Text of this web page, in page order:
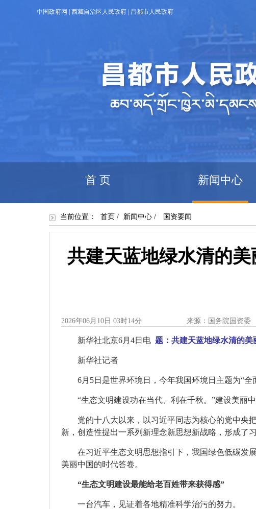
中国政府网 西藏自治区人民政府 昌都市人民政府
首 页 新闻中心
当前位置： 首页 / 新闻中心 / 国资要闻
共建天蓝地绿水清的
2026年06月10日 03时14分 来源：国务院国资委
新华社北京6月4日电 题：共建天蓝地绿水清的
新华社记者
6月5日是世界环境日，今年我国环境日主题为“全
“生态文明建设功在当代、利在千秋。”建设美丽
党的十八大以来，以习近平同志为核心的党中央
新，创造性提出一系列新理念新思想新战略，形成了
在习近平生态文明思想指引下，我国绿色低碳发
美丽中国的时代答卷。
“生态文明建设最能给老百姓带来获得感”
一台汽车，见证着各地精准科学治污的努力。